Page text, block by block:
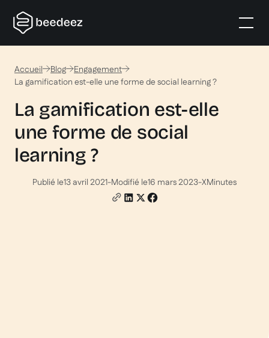
Accueil Blog
Engagement
La gamification est-elle une forme de social learning ?
La gamification est-elle
une forme de social
learning ?
Publié le13 avril 2021-Modifié le16 mars 2023-XMinutes